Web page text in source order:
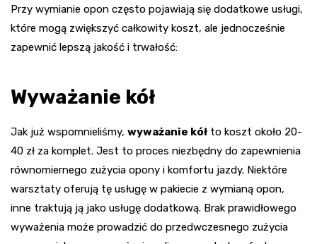
Przy wymianie opon często pojawiają się dodatkowe usługi,
które mogą zwiększyć całkowity koszt, ale jednocześnie
zapewnić lepszą jakość i trwałość:
Wyważanie kół
Jak już wspomnieliśmy, wyważanie kół to koszt około 20-
40 zł za komplet. Jest to proces niezbędny do zapewnienia
równomiernego zużycia opony i komfortu jazdy. Niektóre
warsztaty oferują tę usługę w pakiecie z wymianą opon,
inne traktują ją jako usługę dodatkową. Brak prawidłowego
wyważenia może prowadzić do przedwczesnego zużycia